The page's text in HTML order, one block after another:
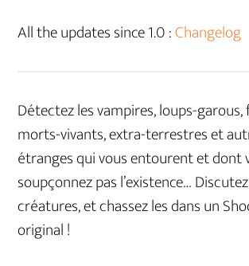
All the updates since 1.0 :Changelog
Détectez les vampires, loups-
morts-vivants, extra-terrestres et
étranges qui vous entourent et dont
soupçonnez pas l’existence…
créatures, et chassez les dans un
original !